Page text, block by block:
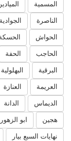
المسمية
الناصرة الجوادية
الحواش
الحاجب الحفة
البرقية البهلولية
العريمة العنازة
الديماس الدانة
هجين ابو الزهور
نهايات السبع بيار